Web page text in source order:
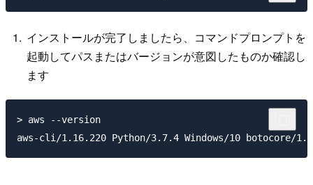
インストールが完了しましたら、コマンドプロンプトを
起動してパスまたはバージョンが意図したものか確認し
ます
> aws --version